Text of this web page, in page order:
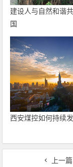
建设人与自然和谐
国
西安煤控如何持续发
上一篇